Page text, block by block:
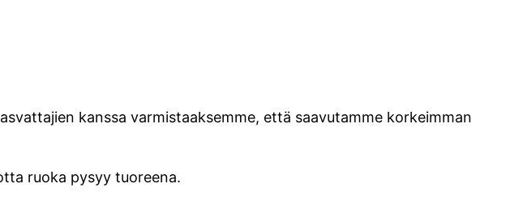
kanssa varmistaaksemme, että saavutamme korkeimman
ruoka pysyy tuoreena.